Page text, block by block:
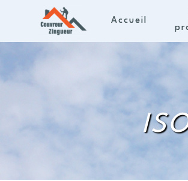
Accueil
Panneau de gestion des cookies